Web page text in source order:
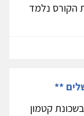
הקורס נלמד
**
קטמון